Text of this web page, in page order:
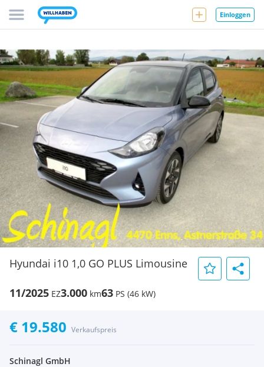
Einloggen
Hyundai i10 1,0 GO PLUS Limousine
11/2025 EZ3.000 km63 PS (46 kW)
€ 19.580 Verkaufspreis
Schinagl GmbH